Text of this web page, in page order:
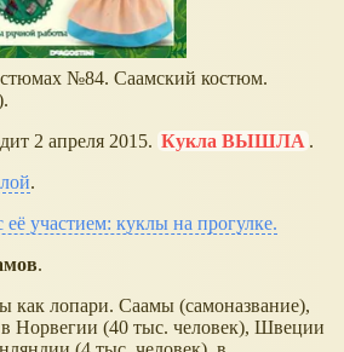
№84. Саамский костюм.
2 апреля 2015. Кукла ВЫШЛА .
.
участием: куклы на прогулке.
.
как лопари. Саамы (самоназвание),
Норвегии (40 тыс. человек), Швеции